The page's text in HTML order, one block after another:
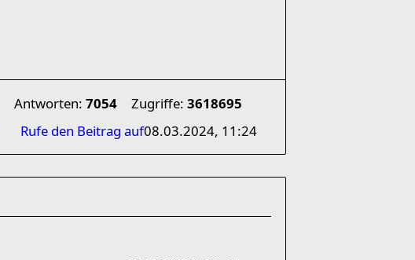
Antworten: 7054 Zugriffe: 3618695
08.03.2024, 11:24
Rufe den Beitrag auf